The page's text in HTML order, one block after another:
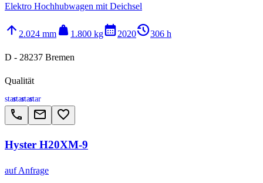
Elektro Hochhubwagen mit Deichsel
arrow_upward 2.024 mm weight 1.800 kgcalendar_month2020history_2306 h
D - 28237 Bremen
Qualität
starstarstarstar
call email favorite_border
Hyster H20XM-9
auf Anfrage